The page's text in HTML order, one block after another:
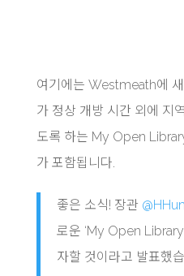
여기에는 Westmeath에
가 정상 개방 시간 외에 지
도록 하는 My Open
가 포함됩니다.
좋은 소식! 장관
로운 ‘My Open
자할 것이라고 발표했